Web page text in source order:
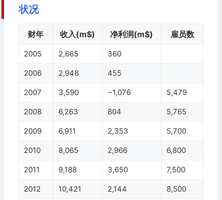
状况
财年 收入(m$) 净利润(m$) 雇员数
2005 2,665 360
2006 2,948 455
2007 3,590 −1,076 5,479
2008 6,263 804 5,765
2009 6,911 2,353 5,700
2010 8,065 2,966 6,800
2011 9,188 3,650 7,500
2012 10,421 2,144 8,500